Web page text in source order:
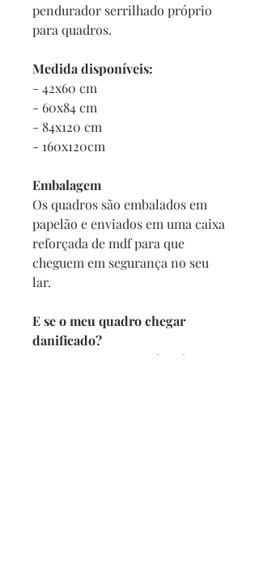
pendurador serrilhado próprio
para quadros.
Medida disponíveis:
- 42x60 cm
- 60x84 cm
- 84x120 cm
- 160x120cm
Embalagem
Os quadros são embalados em
papelão e enviados em uma caixa
reforçada de mdf para que
cheguem em segurança no seu
lar.
E se o meu quadro chegar
danificado?
Se por acaso seu quadro chegar